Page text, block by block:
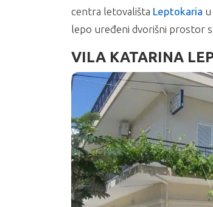
centra letovališta Leptokaria u
lepo uređeni dvorišni prostor
VILA KATARINA